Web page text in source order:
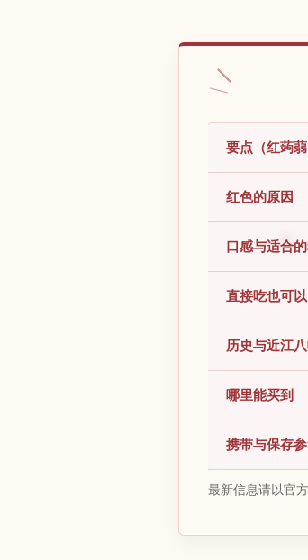
要点（红蒟蒻
红色的原因
口感与适合
直接吃也可以
历史与近江
哪里能买到
携带与保存
最新信息请以官